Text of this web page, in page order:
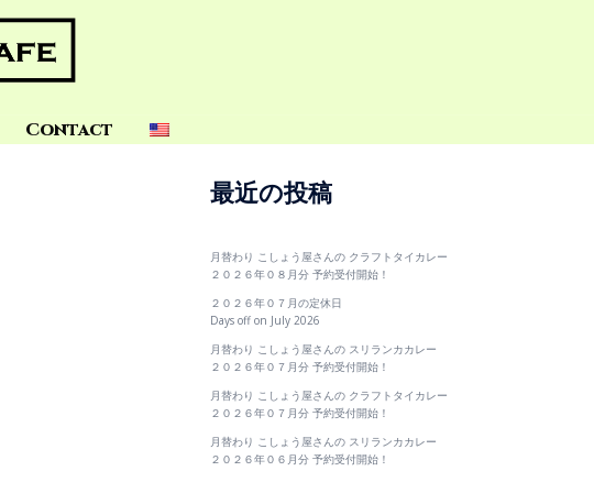
Contact
最近の投稿
月替わり こしょう屋さんの クラフトタイカレー
２０２６年０８月分 予約受付開始！
２０２６年０７月の定休日
Days off on July 2026
月替わり こしょう屋さんの スリランカカレー
２０２６年０７月分 予約受付開始！
月替わり こしょう屋さんの クラフトタイカレー
２０２６年０７月分 予約受付開始！
月替わり こしょう屋さんの スリランカカレー
２０２６年０６月分 予約受付開始！